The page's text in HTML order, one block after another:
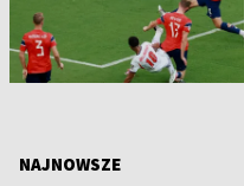
NAJNOWSZE